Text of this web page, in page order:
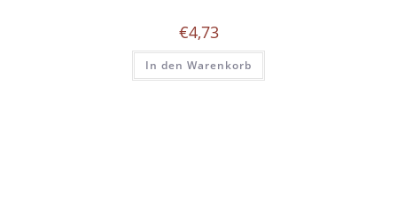
€4,73
In den Warenkorb